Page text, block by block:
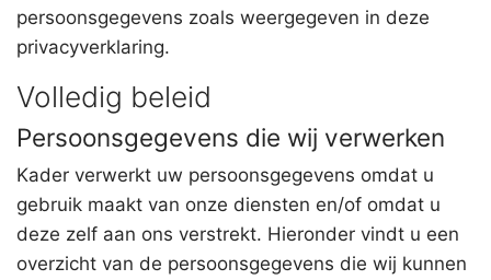
persoonsgegevens zoals weergegeven in deze
privacyverklaring.
Volledig beleid
Persoonsgegevens die wij verwerken
Kader verwerkt uw persoonsgegevens omdat u
gebruik maakt van onze diensten en/of omdat u
deze zelf aan ons verstrekt. Hieronder vindt u een
overzicht van de persoonsgegevens die wij kunnen